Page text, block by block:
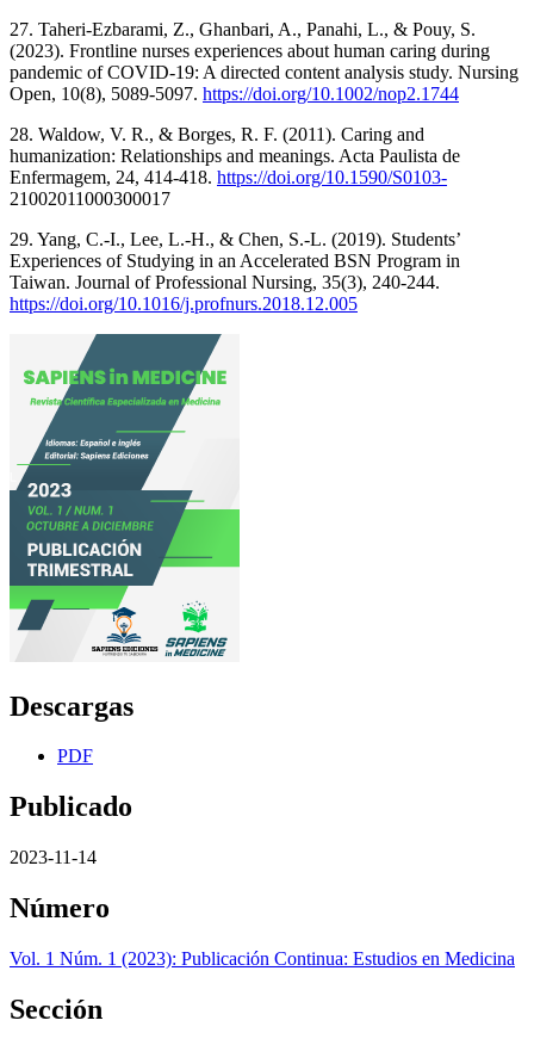
27. Taheri-Ezbarami, Z., Ghanbari, A., Panahi, L., & Pouy, S.
(2023). Frontline nurses experiences about human caring during
pandemic of COVID-19: A directed content analysis study. Nursing
Open, 10(8), 5089-5097. https://doi.org/10.1002/nop2.1744
28. Waldow, V. R., & Borges, R. F. (2011). Caring and
humanization: Relationships and meanings. Acta Paulista de
Enfermagem, 24, 414-418. https://doi.org/10.1590/S0103-
21002011000300017
29. Yang, C.-I., Lee, L.-H., & Chen, S.-L. (2019). Students’
Experiences of Studying in an Accelerated BSN Program in
Taiwan. Journal of Professional Nursing, 35(3), 240-244.
https://doi.org/10.1016/j.profnurs.2018.12.005
Descargas
PDF
Publicado
2023-11-14
Número
Vol. 1 Núm. 1 (2023): Publicación Continua: Estudios en Medicina
Sección